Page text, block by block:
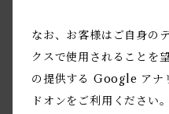
なお、お客様はご自身の
クスで使用されることを
の提供する Google アナ
ドオンをご利用ください。